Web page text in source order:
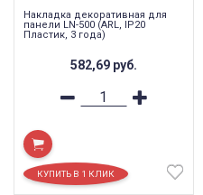
Накладка декоративная для
панели LN-500 (ARL, IP20
Пластик, 3 года)
582,69 руб.